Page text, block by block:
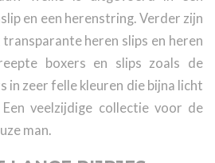
en een herenstring. Verder zijn
heren slips en heren
boxers en slips zoals de
in zeer felle kleuren die bijna licht
veelzijdige collectie voor de
man.